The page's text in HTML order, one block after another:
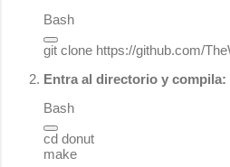
Bash
git clone
Entra al directorio y compila:
Bash
cd donut